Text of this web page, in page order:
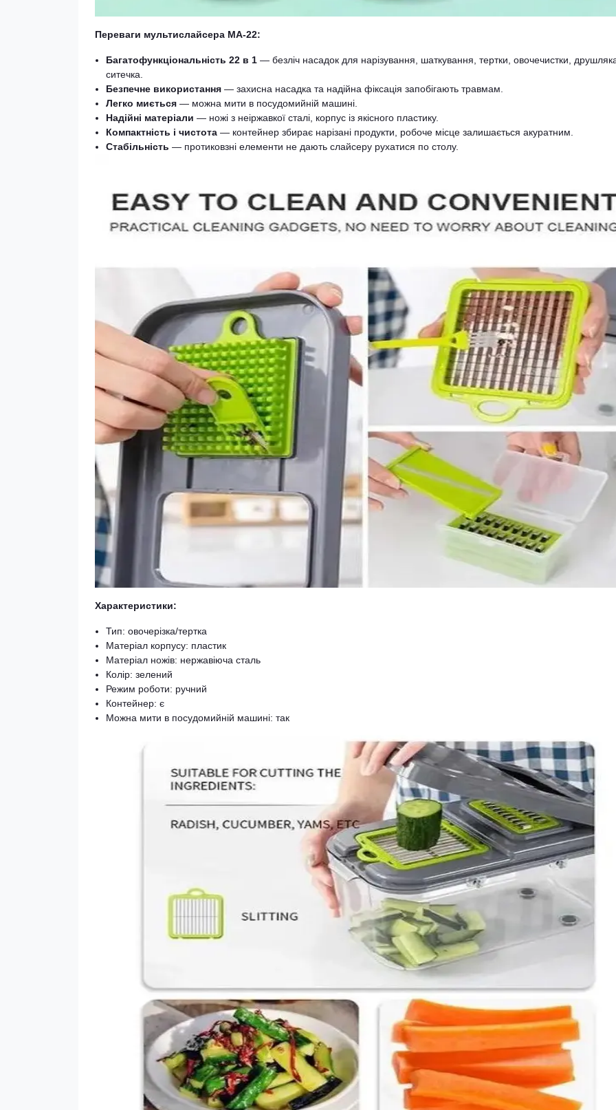
Переваги мультислайсера MA-22:
Багатофункціональність 22 в 1 — безліч насадок для нарізування, шаткування, тертки, овочечистки,
ситечка.
Безпечне використання — захисна насадка та надійна фіксація запобігають травмам.
Легко миється — можна мити в посудомийній машині.
Надійні матеріали — ножі з неіржавкої сталі, корпус із якісного пластику.
Компактність і чистота — контейнер збирає нарізані продукти, робоче місце залишається акуратним.
Стабільність — протиковзні елементи не дають слайсеру рухатися по столу.
Характеристики:
Тип: овочерізка/тертка
Матеріал корпусу: пластик
Матеріал ножів: нержавіюча сталь
Колір: зелений
Режим роботи: ручний
Контейнер: є
Можна мити в посудомийній машині: так